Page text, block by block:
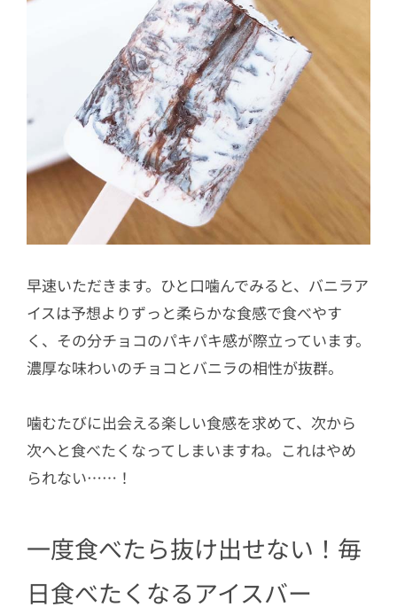
早速いただきます。ひと口噛んでみると、バニラア
イスは予想よりずっと柔らかな食感で食べやす
く、その分チョコのパキパキ感が際立っています。
濃厚な味わいのチョコとバニラの相性が抜群。
噛むたびに出会える楽しい食感を求めて、次から
次へと食べたくなってしまいますね。これはやめ
られない……！
一度食べたら抜け出せない！毎
日食べたくなるアイスバー